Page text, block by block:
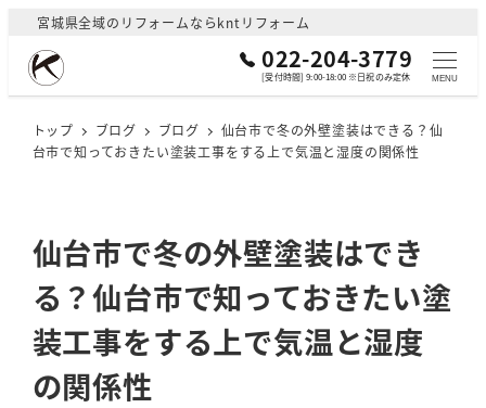
コ
宮城県全域のリフォームならkntリフォーム
022-204-3779
[受付時間] 9:00-18:00 ※日祝のみ定休 MENU
トップ ブログ ブログ
仙台市で冬の外壁塗装はできる？仙
台市で知っておきたい塗装工事をする上で気温と湿度の関係性
仙台市で冬の外壁塗装はでき
る？仙台市で知っておきたい塗
装工事をする上で気温と湿度
の関係性